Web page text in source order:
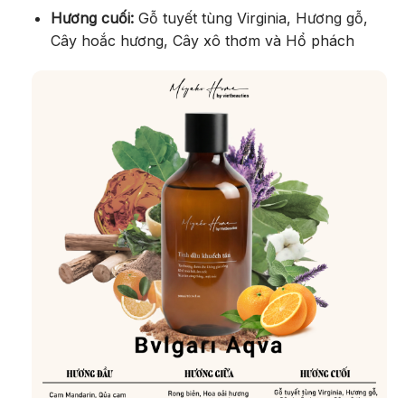
Hương cuối:Gỗ tuyết tùng Virginia, Hương gỗ,
Cây hoắc hương, Cây xô thơm và Hổ phách